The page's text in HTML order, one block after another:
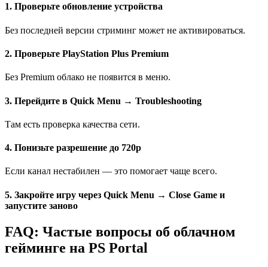
1. Проверьте обновление устройства
Без последней версии стриминг может не активироваться.
2. Проверьте PlayStation Plus Premium
Без Premium облако не появится в меню.
3. Перейдите в Quick Menu → Troubleshooting
Там есть проверка качества сети.
4. Понизьте разрешение до 720p
Если канал нестабилен — это помогает чаще всего.
5. Закройте игру через Quick Menu → Close Game и
запустите заново
FAQ: Частые вопросы об облачном
гейминге на PS Portal